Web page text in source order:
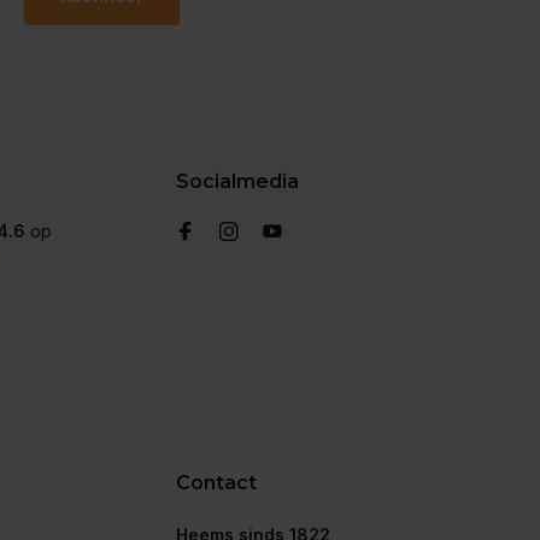
op
Socialmedia
Contact
Heems sinds 1822